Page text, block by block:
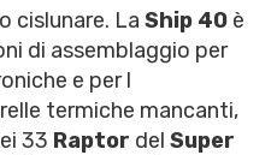
cislunare. La Ship 40 è
di assemblaggio per
e per l
termiche mancanti,
33 Raptor del Super